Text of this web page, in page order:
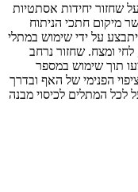
שחזור יחידות אסתטיות
מיקום חתכי הניתוח
על ידי שימוש במתלי
ומצח. שחזור נרחב
תוך שימוש במספר
הפנימי של האף ובדרך
המתלים לכיסוי מבנה